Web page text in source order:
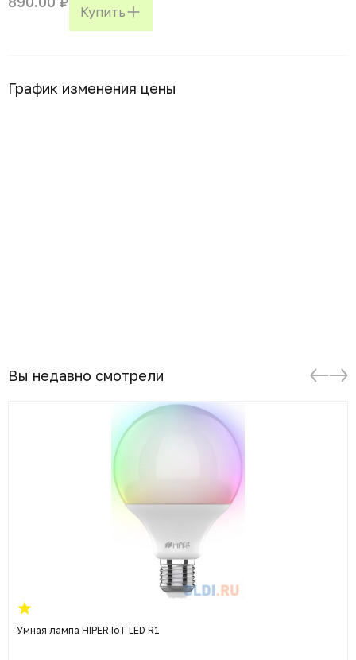
Купить
График изменения цены
Вы недавно смотрели
Умная лампа HIPER IoT LED R1